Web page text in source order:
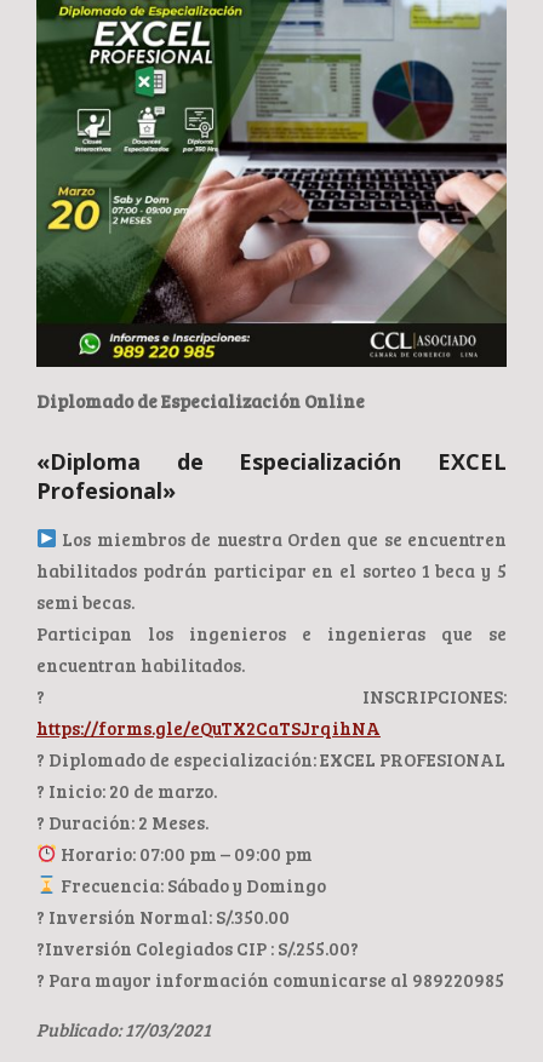
Diplomado de Especialización Online
«Diploma de Especialización EXCEL
Profesional»
Los miembros de nuestra Orden que se encuentren
habilitados podrán participar en el sorteo 1 beca y 5
semi becas.
Participan los ingenieros e ingenieras que se
encuentran habilitados.
? INSCRIPCIONES:
https://forms.gle/eQuTX2CaTSJrqihNA
? Diplomado de especialización: EXCEL PROFESIONAL
? Inicio: 20 de marzo.
? Duración: 2 Meses.
Horario: 07:00 pm – 09:00 pm
Frecuencia: Sábado y Domingo
? Inversión Normal: S/.350.00
?Inversión Colegiados CIP : S/.255.00?
? Para mayor información comunicarse al 989220985
Publicado: 17/03/2021